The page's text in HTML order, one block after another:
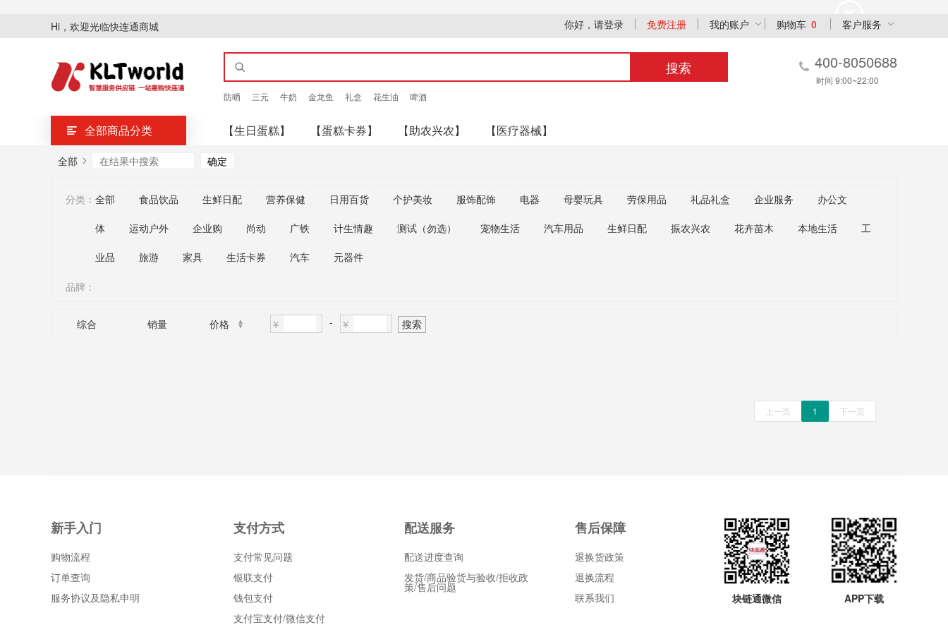
Hi，欢迎光临快连通商城 你好，请登录 免费注册 我的账户 购物车 0 客户服务
搜索
防晒 三元 牛奶 金龙鱼 礼盒 花生油 啤酒
400-8050688
时间 9:00~22:00
全部商品分类 【生日蛋糕】 【蛋糕卡券】 【助农兴农】 【医疗器械】
全部
分类： 全部 食品饮品 生鲜日配 营养保健 日用百货 个护美妆 服饰配饰 电器 母婴玩具 劳保用品 礼品礼盒 企业服务 办公文
体 运动户外 企业购 尚动 广铁 计生情趣 测试（勿选） 宠物生活 汽车用品 生鲜日配 振农兴农 花卉苗木 本地生活 工
业品 旅游 家具 生活卡券 汽车 元器件
品牌：
综合 销量 价格 ￥ - ￥ 搜索
上一页 1 下一页
新手入门
购物流程
订单查询
服务协议及隐私申明
支付方式
支付常见问题
银联支付
钱包支付
支付宝支付/微信支付
配送服务
配送进度查询
发货/商品验货与验收/拒收政
策/售后问题
售后保障
退换货政策
退换流程
联系我们
APP下载
块链通微信